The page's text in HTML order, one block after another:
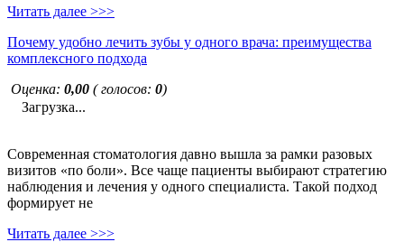
Читать далее >>>
Почему удобно лечить зубы у одного врача: преимущества
комплексного подхода
Оценка: 0,00 ( голосов: 0)
Загрузка...
Современная стоматология давно вышла за рамки разовых
визитов «по боли». Все чаще пациенты выбирают стратегию
наблюдения и лечения у одного специалиста. Такой подход
формирует не
Читать далее >>>